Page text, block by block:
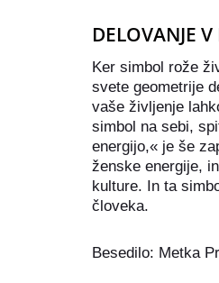
DELOVANJE V
Ker simbol rože
svete geometrije
vaše življenje
simbol na sebi,
energijo,« je še
ženske energije,
kulture. In ta
človeka.
Besedilo: Metka